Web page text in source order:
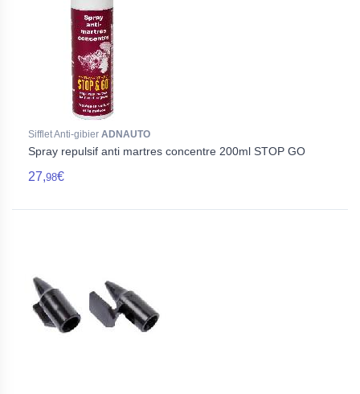
Sifflet Anti-gibier ADNAUTO
Spray repulsif anti martres concentre 200ml STOP GO
27,98€